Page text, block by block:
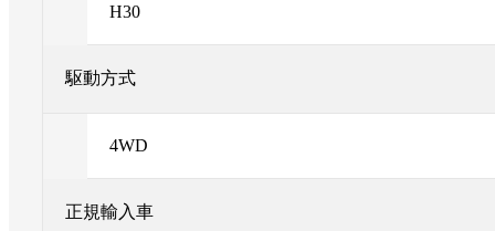
H30
駆動方式
4WD
正規輸入車